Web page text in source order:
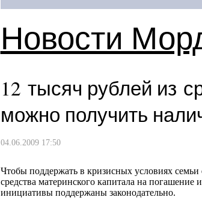
Новости
12 тысяч рублей из
можно получить
04.06.2009 17:50
Чтобы поддержать в кризисных условиях
средства материнского капитала на
инициативы поддержаны законодательно.